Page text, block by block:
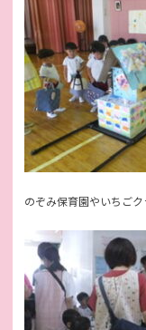
のぞみ保育園やいちご